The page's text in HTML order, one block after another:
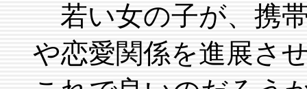
若い女の子が、携
や恋愛関係を進展さ